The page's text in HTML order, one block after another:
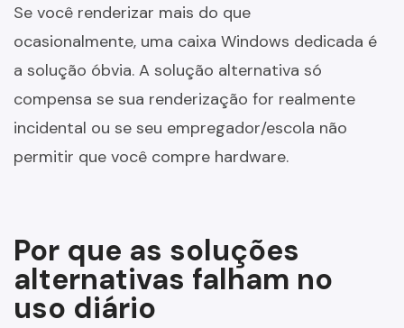
Se você renderizar mais do que
ocasionalmente, uma caixa Windows dedicada é
a solução óbvia. A solução alternativa só
compensa se sua renderização for realmente
incidental ou se seu empregador/escola não
permitir que você compre hardware.
Por que as soluções
alternativas falham no
uso diário